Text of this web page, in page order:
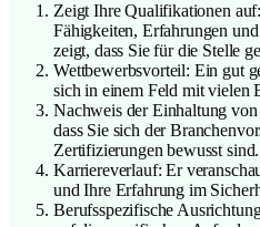
Zeigt Ihre Qualifikationen
Fähigkeiten, Erfahrungen
zeigt, dass Sie für die Stelle
Wettbewerbsvorteil: Ein gut
sich in einem Feld mit vielen
Nachweis der Einhaltung
dass Sie sich der
Zertifizierungen bewusst sind.
Karriereverlauf: Er
und Ihre Erfahrung im
Berufsspezifische